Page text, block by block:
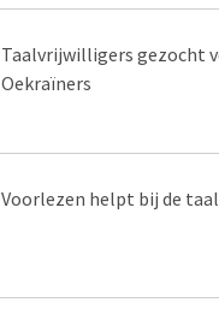
Taalvrijwilligers gezocht
Oekraïners
Voorlezen helpt bij de